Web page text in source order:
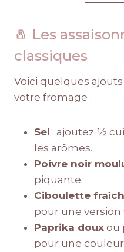
🧂 Les
classiques
Voici quelques
votre fromage :
Sel : ajoutez ½
les arômes.
Poivre noir
piquante.
Ciboulette
pour une version
Paprika doux ou
pour une